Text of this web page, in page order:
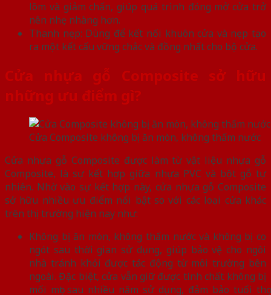
lõm và giảm chấn, giúp quá trình đóng mở cửa trở
nên nhẹ nhàng hơn.
Thanh nẹp: Dùng để kết nối khuôn cửa và nẹp tạo
ra một kết cấu vững chắc và đồng nhất cho bộ cửa.
Cửa nhựa gỗ Composite sở hữu
những ưu điểm gì?
Cửa Composite không bị ăn mòn, không thấm nước
Cửa nhựa gỗ Composite được làm từ vật liệu nhựa gỗ
Composite, là sự kết hợp giữa nhựa PVC và bột gỗ tự
nhiên. Nhờ vào sự kết hợp này, cửa nhựa gỗ Composite
sở hữu nhiều ưu điểm nổi bật so với các loại cửa khác
trên thị trường hiện nay như:
Không bị ăn mòn, không thấm nước và không bị co
ngót sau thời gian sử dụng, giúp bảo vệ cho ngôi
nhà tránh khỏi được tác động từ môi trường bên
ngoài. Đặc biệt, cửa vẫn giữ được tính chất không bị
mối mọt sau nhiều năm sử dụng, đảm bảo tuổi thọ